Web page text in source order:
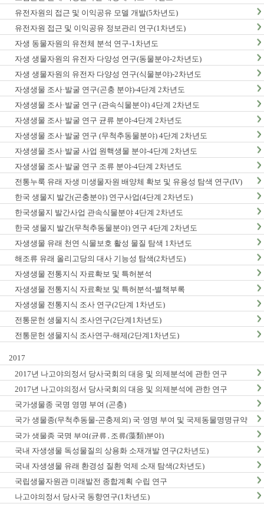
유전자원의 접근 및 이익공유 모델 개발(5차년도)
유전자원 접근 및 이익공유 정보관리 연구(1차년도)
자생 동물자원의 유전체 분석 연구-1차년도
자생 생물자원의 유전자 다양성 연구(동물분야-2차년도)
자생 생물자원의 유전자 다양성 연구(식물분야)-2차년도
자생생물 조사·발굴 연구(곤충 분야)-4단계 2차년도
자생생물 조사·발굴 연구 (관속식물분야) 4단계 2차년도
자생생물 조사·발굴 연구 균류 분야-4단계 2차년도
자생생물 조사·발굴 연구 (무척추동물분야) 4단계 2차년도
자생생물 조사·발굴 사업 원핵생물 분야-4단계 2차년도
자생생물 조사·발굴 연구 조류 분야-4단계 2차년도
전통누룩 유래 자생 미생물자원 배양체 확보 및 유용성 탐색 연구(IV)
한국 생물지 발간(곤충분야) 연구사업(4단계 2차년도)
한국생물지 발간사업 관속식물분야 4단계 2차년도
한국 생물지 발간(무척추동물분야) 연구 4단계 2차년도
자생생물 유래 천연 식물보호 활성 물질 탐색 1차년도
해조류 유래 올리고당의 대사 기능성 탐색(2차년도)
자생생물 전통지식 자료확보 및 특허분석
자생생물 전통지식 자료확보 및 특허분석-별책부록
자생생물 전통지식 조사 연구(2단계 1차년도)
전통문헌 생물지식 조사연구(2단계1차년도)
전통문헌 생물지식 조사연구-해제(2단계1차년도)
2017
2017년 나고야의정서 당사국회의 대응 및 의제분석에 관한 연구
2017년 나고야의정서 당사국회의 대응 및 의제분석에 관한 연구
국가생물종 국명 영명 부여 (곤충)
국가 생물종(무척추동물-곤충제외) 국·영명 부여 및 국제동물명명규약
한글판 발간
국가 생물종 국명 부여(균류․조류(藻類)분야)
국내 자생생물 독성물질의 상용화 소재개발 연구(2차년도)
국내 자생생물 유래 환경성 질환 억제 소재 탐색(2차년도)
국립생물자원관 미래발전 종합계획 수립 연구
나고야의정서 당사국 동향연구(1차년도)